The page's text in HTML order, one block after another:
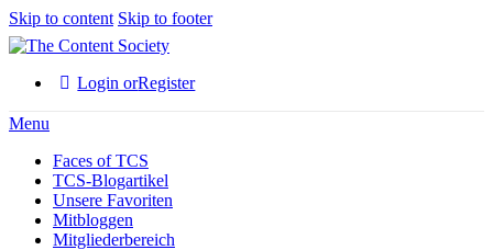
Skip to content Skip to footer
Login orRegister
Menu
Faces of TCS
TCS-Blogartikel
Unsere Favoriten
Mitbloggen
Mitgliederbereich